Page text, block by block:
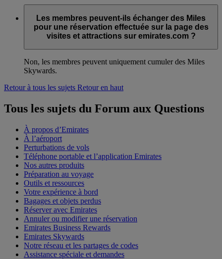
Les membres peuvent-ils échanger des Miles
pour une réservation effectuée sur la page des
visites et attractions sur emirates.com ?
Non, les membres peuvent uniquement cumuler des Miles
Skywards.
Retour à tous les sujets Retour en haut
Tous les sujets du Forum aux Questions
À propos d’Emirates
À l’aéroport
Perturbations de vols
Téléphone portable et l’application Emirates
Nos autres produits
Préparation au voyage
Outils et ressources
Votre expérience à bord
Bagages et objets perdus
Réserver avec Emirates
Annuler ou modifier une réservation
Emirates Business Rewards
Emirates Skywards
Notre réseau et les partages de codes
Assistance spéciale et demandes